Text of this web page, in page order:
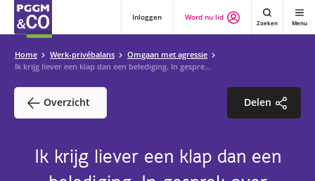
Inloggen Word nu lid
Zoeken Menu
Home Werk-privébalans
Omgaan met agressie
Ik krijg liever een klap dan een belediging. In gesprek over agressie
Ik krijg liever een klap dan een
Overzicht Delen